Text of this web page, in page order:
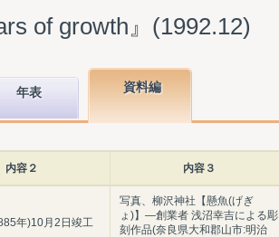
of growth』(1992.12)
年表 資料編
内容２ 内容３
年)10月2日竣工
写真、柳沢神社【懸魚(げぎ
ょ)】―創業者 浅沼幸吉による彫
刻作品(奈良県大和郡山市:明治